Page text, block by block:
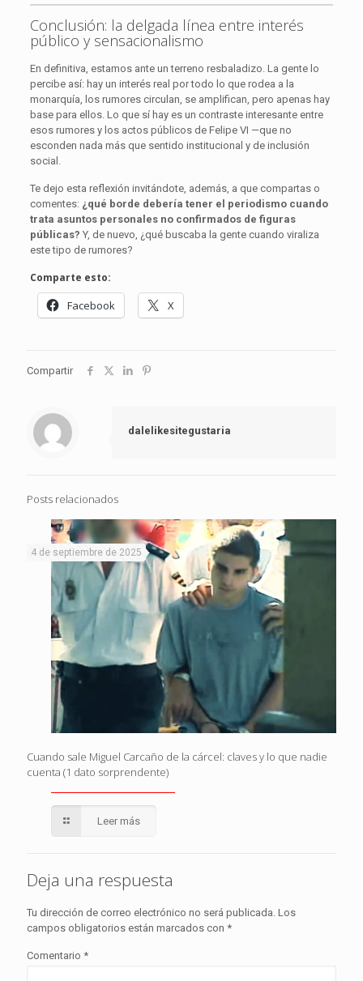
Conclusión: la delgada línea entre interés
público y sensacionalismo
En definitiva, estamos ante un terreno resbaladizo. La gente lo
percibe así: hay un interés real por todo lo que rodea a la
monarquía, los rumores circulan, se amplifican, pero apenas hay
base para ellos. Lo que sí hay es un contraste interesante entre
esos rumores y los actos públicos de Felipe VI —que no
esconden nada más que sentido institucional y de inclusión
social.
Te dejo esta reflexión invitándote, además, a que compartas o
comentes: ¿qué borde debería tener el periodismo cuando
trata asuntos personales no confirmados de figuras
públicas? Y, de nuevo, ¿qué buscaba la gente cuando viraliza
este tipo de rumores?
Comparte esto:
Facebook X
Compartir
dalelikesitegustaria
Posts relacionados
4 de septiembre de 2025
Cuando sale Miguel Carcaño de la cárcel: claves y lo que nadie
cuenta (1 dato sorprendente)
Leer más
Deja una respuesta
Tu dirección de correo electrónico no será publicada. Los
campos obligatorios están marcados con *
Comentario *